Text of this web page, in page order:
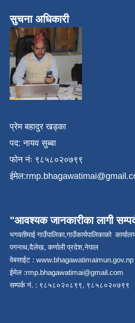
सुचना अधिकारी
प्रेम बहादुर खड्का
पद: नायव सुब्बा
फोन नंः ९८५८०२०७९९
ईमेल:
"आवश्यक जानकारीका लागी
भगवतीमाई गाउँपालिका,गाउँकार्यपालिकाको
पगनाथ,दैलेख, कर्णाली प्रदेश,नेपाल
वेबसाईट : www.bhagawatimaimun.gov.np
ईमेल :rmp.bhagawatimai@gmail.com
सम्पर्क नं. : ९८५८०२०८९९, ९८५८०२०७९९